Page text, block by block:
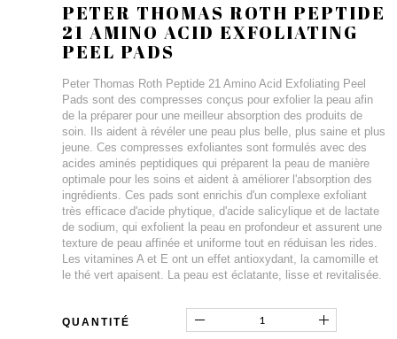
PETER THOMAS ROTH PEPTIDE
21 AMINO ACID EXFOLIATING
PEEL PADS
Peter Thomas Roth Peptide 21 Amino Acid Exfoliating Peel
Pads sont des compresses conçus pour exfolier la peau afin
de la préparer pour une meilleur absorption des produits de
soin. Ils aident à révéler une peau plus belle, plus saine et plus
jeune. Ces compresses exfoliantes sont formulés avec des
acides aminés peptidiques qui préparent la peau de manière
optimale pour les soins et aident à améliorer l'absorption des
ingrédients. Ces pads sont enrichis d'un complexe exfoliant
très efficace d'acide phytique, d'acide salicylique et de lactate
de sodium, qui exfolient la peau en profondeur et assurent une
texture de peau affinée et uniforme tout en réduisan les rides.
Les vitamines A et E ont un effet antioxydant, la camomille et
le thé vert apaisent. La peau est éclatante, lisse et revitalisée.
QUANTITÉ